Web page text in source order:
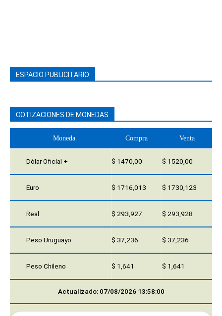
ESPACIO PUBLICITARIO
COTIZACIONES DE MONEDAS
Moneda Compra Venta
Dólar Oficial + $ 1470,00 $ 1520,00
Euro $ 1716,013 $ 1730,123
Real $ 293,927 $ 293,928
Peso Uruguayo $ 37,236 $ 37,236
Peso Chileno $ 1,641 $ 1,641
Actualizado: 07/08/2026 13:58:00